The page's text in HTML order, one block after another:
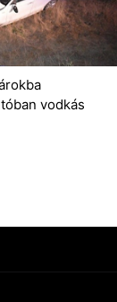
vodkás